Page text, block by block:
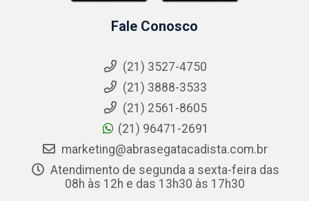
Fale Conosco
(21) 3527-4750
(21) 3888-3533
(21) 2561-8605
(21) 96471-2691
marketing@abrasegatacadista.com.br
Atendimento de segunda a sexta-feira das
08h às 12h e das 13h30 às 17h30